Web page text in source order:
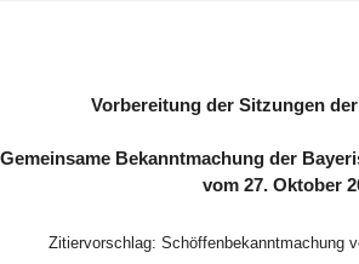
Vorbereitung der Sitzungen
Gemeinsame Bekanntmachung der
vom 27. Oktober
Zitiervorschlag: Schöffenbekanntmachung